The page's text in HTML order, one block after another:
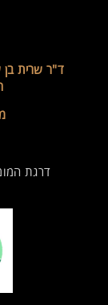
ד"ר שרית
דרגת